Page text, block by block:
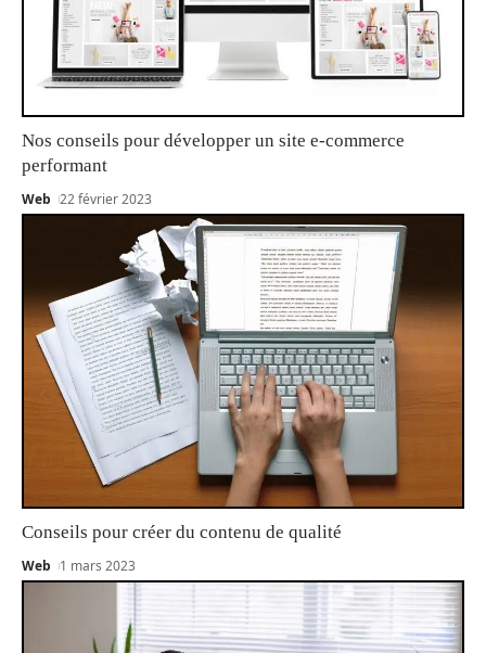
Nos conseils pour développer un site e-commerce
performant
Web 22 février 2023
Conseils pour créer du contenu de qualité
Web 1 mars 2023